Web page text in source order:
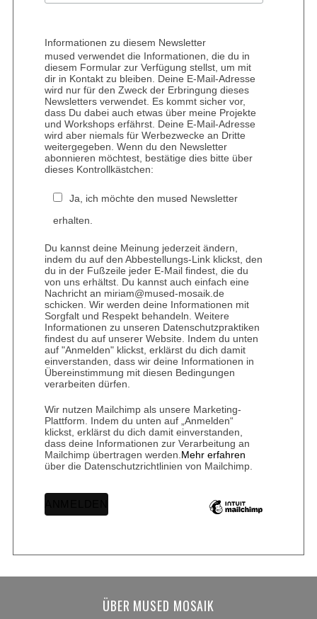
Informationen zu diesem Newsletter
mused verwendet die Informationen, die du in
diesem Formular zur Verfügung stellst, um mit
dir in Kontakt zu bleiben. Deine E-Mail-Adresse
wird nur für den Zweck der Erbringung dieses
Newsletters verwendet. Es kommt sicher vor,
dass Du dabei auch etwas über meine Projekte
und Workshops erfährst. Deine E-Mail-Adresse
wird aber niemals für Werbezwecke an Dritte
weitergegeben. Wenn du den Newsletter
abonnieren möchtest, bestätige dies bitte über
dieses Kontrollkästchen:
Ja, ich möchte den mused Newsletter
erhalten.
Du kannst deine Meinung jederzeit ändern,
indem du auf den Abbestellungs-Link klickst, den
du in der Fußzeile jeder E-Mail findest, die du
von uns erhältst. Du kannst auch einfach eine
Nachricht an miriam@mused-mosaik.de
schicken. Wir werden deine Informationen mit
Sorgfalt und Respekt behandeln. Weitere
Informationen zu unseren Datenschutzpraktiken
findest du auf unserer Website. Indem du unten
auf "Anmelden" klickst, erklärst du dich damit
einverstanden, dass wir deine Informationen in
Übereinstimmung mit diesen Bedingungen
verarbeiten dürfen.
Wir nutzen Mailchimp als unsere Marketing-
Plattform. Indem du unten auf „Anmelden“
klickst, erklärst du dich damit einverstanden,
dass deine Informationen zur Verarbeitung an
Mailchimp übertragen werden. Mehr erfahren
über die Datenschutzrichtlinien von Mailchimp.
ÜBER MUSED MOSAIK